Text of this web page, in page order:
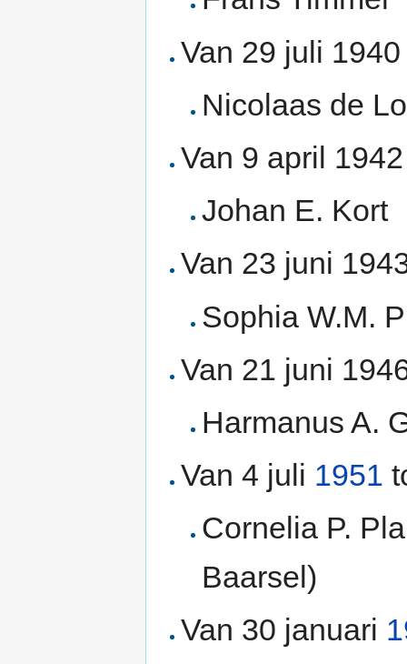
Van 29 juli
Nicolaas de
Van 9 april
Johan E. Kort
Van 23 juni
Sophia W.M.
Van 21 juni
Harmanus A.
Van 4 juli 1951
Cornelia P.
Baarsel)
Van 30 januari